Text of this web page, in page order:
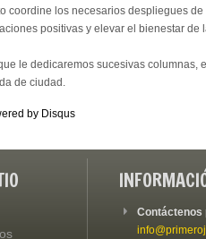
coordine los necesarios despliegues
positivas y elevar el bienestar de
le dedicaremos sucesivas
de ciudad.
by Disqus
Contáctenos